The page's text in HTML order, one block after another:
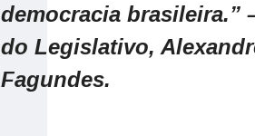
democracia brasileira.”
do Legislativo,
Fagundes.